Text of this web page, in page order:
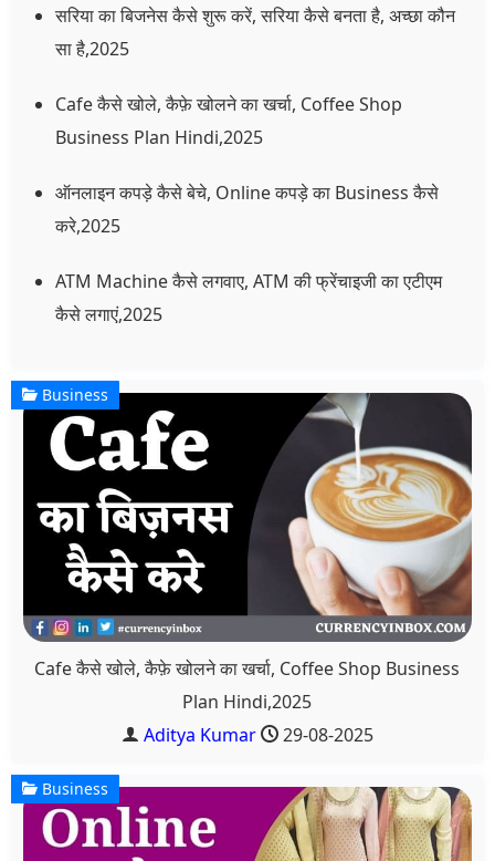
सरिया का बिजनेस कैसे शुरू करें, सरिया कैसे बनता है, अच्छा कौन
सा है,2025
Cafe कैसे खोले, कैफ़े खोलने का खर्चा, Coffee Shop
Business Plan Hindi,2025
ऑनलाइन कपड़े कैसे बेचे, Online कपड़े का Business कैसे
करे,2025
ATM Machine कैसे लगवाए, ATM की फ्रेंचाइजी का एटीएम
कैसे लगाएं,2025
Cafe कैसे खोले, कैफ़े खोलने का खर्चा, Coffee Shop Business
Plan Hindi,2025
Aditya Kumar
29-08-2025
Business
Business